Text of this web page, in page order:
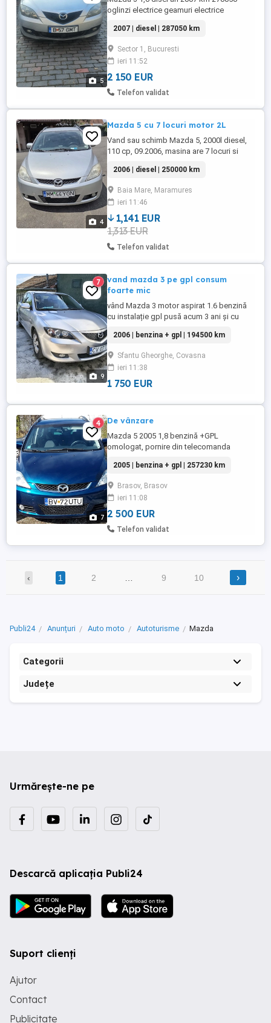
5
oglinzi electrice geamuri electrice
volan reglabil și pe înălțime proprietar în
acte ITP valabil asigurare valabilă preț
2150 euro .Rog samsarii sa se abțină.
relati la tel.
2007 | diesel | 287050 km
Sector 1, Bucuresti
ieri 11:52
2 150 EUR
Telefon validat
4
Mazda 5 cu 7 locuri motor 2L
Vand sau schimb Mazda 5, 2000l diesel,
110 cp, 09.2006, masina are 7 locuri si
10 Aprox 250 mi km, A C Doar cu masina
mica de oras in 4 usi, gen: Suzuki, Toyota,
Honda, Mazda, Kia, Hyundai, Mitsubisi, in
cel mai rau caz Matiz
2006 | diesel | 250000 km
Baia Mare, Maramures
ieri 11:46
1,141 EUR
1,313 EUR
Telefon validat
9
7
vand mazda 3 pe gpl consum
foarte mic
vând Mazda 3 motor aspirat 1.6 benzină
cu instalație gpl pusă acum 3 ani și cu
gaz, cu cauciucuri noi Hankook all
season, in perfecta stare mecanica, - AC, -
carpley, android auto -senzori spate, -
camera spate -faruri lupa -oglizi electrice
cu dezaburire - revizii ...
2006 | benzina + gpl | 194500 km
Sfantu Gheorghe, Covasna
ieri 11:38
1 750 EUR
7
4 De vânzare
Mazda 5 2005 1,8 benzină +GPL
omologat, pornire din telecomanda
2005 | benzina + gpl | 257230 km
Brasov, Brasov
ieri 11:08
2 500 EUR
Telefon validat
‹ 1 2 9 10 ›
Publi24 Anunțuri Auto moto Autoturisme Mazda
Categorii
Județe
Urmărește-ne pe
Descarcă aplicația Publi24
Suport clienți
Ajutor
Contact
Publicitate